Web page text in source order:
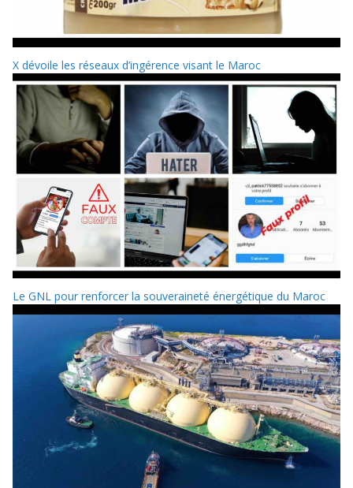
X dévoile les réseaux d’ingérence visant le Maroc
Le GNL pour renforcer la souveraineté énergétique du Maroc